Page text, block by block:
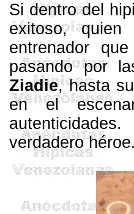
Si dentro del
exitoso,
entrenador
pasando por
Ziadie, hasta
en el
verdadero héroe.